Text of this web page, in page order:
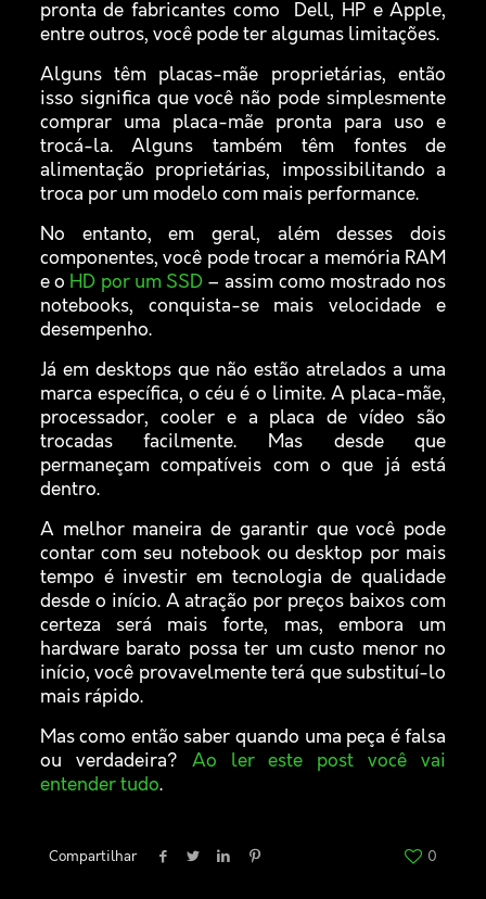
pronta de fabricantes como Dell, HP e Apple,
entre outros, você pode ter algumas limitações.
Alguns têm placas-mãe proprietárias, então
isso significa que você não pode simplesmente
comprar uma placa-mãe pronta para uso e
trocá-la. Alguns também têm fontes de
alimentação proprietárias, impossibilitando a
troca por um modelo com mais performance.
No entanto, em geral, além desses dois
componentes, você pode trocar a memória RAM
e o HD por um SSD – assim como mostrado nos
notebooks, conquista-se mais velocidade e
desempenho.
Já em desktops que não estão atrelados a uma
marca específica, o céu é o limite. A placa-mãe,
processador, cooler e a placa de vídeo são
trocadas facilmente. Mas desde que
permaneçam compatíveis com o que já está
dentro.
A melhor maneira de garantir que você pode
contar com seu notebook ou desktop por mais
tempo é investir em tecnologia de qualidade
desde o início. A atração por preços baixos com
certeza será mais forte, mas, embora um
hardware barato possa ter um custo menor no
início, você provavelmente terá que substituí-lo
mais rápido.
Mas como então saber quando uma peça é falsa
ou verdadeira? Ao ler este post você vai
entender tudo.
Compartilhar 0